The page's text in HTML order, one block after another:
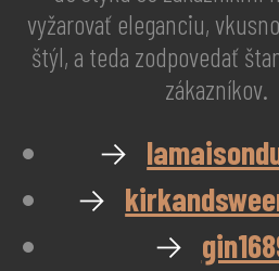
vyžarovať eleganciu,
štýl, a teda zodpovedať
zákazníkov.
→
→
→